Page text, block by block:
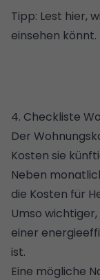
Tipp: Lest hier,
einsehen könnt.
4. Checkliste
Der
Kosten sie
Neben
die Kosten für
Umso
einer
ist.
Eine mögliche